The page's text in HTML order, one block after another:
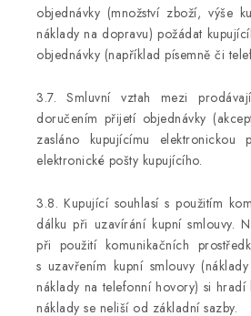
objednávky (množství zboží, výše
náklady na dopravu) požádat
objednávky (například písemně či
3.7. Smluvní vztah mezi
doručením přijetí objednávky
zasláno kupujícímu
elektronické pošty kupujícího.
3.8. Kupující souhlasí s použitím
dálku při uzavírání kupní smlouvy.
při použití komunikačních
s uzavřením kupní smlouvy
náklady na telefonní hovory) si
náklady se neliší od základní sazby.